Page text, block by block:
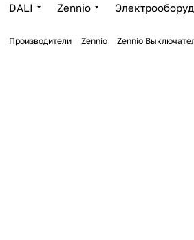
DALI Zennio
Производители Zennio Zennio